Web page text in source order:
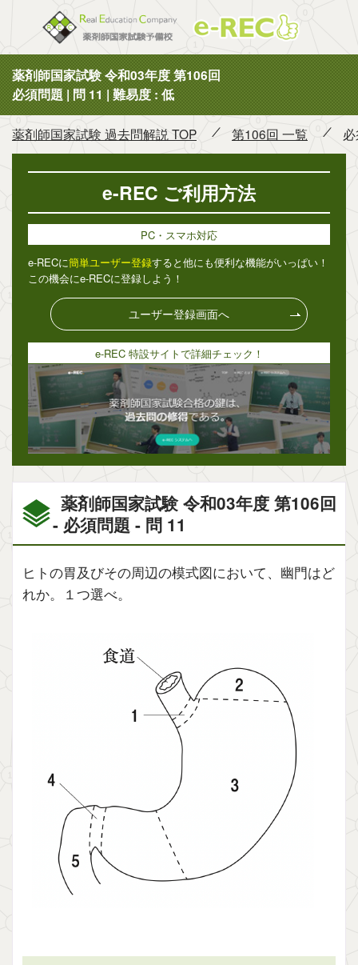
薬剤師国家試験 令和03年度 第106回
必須問題 | 問 11 | 難易度 : 低
薬剤師国家試験 過去問解説 TOP 第106回 一覧
薬剤師国家試験 令和03年度 第106回
- 必須問題 - 問 11
ヒトの胃及びその周辺の模式図において、幽門はど
れか。１つ選べ。
e-REC ご利用方法
PC・スマホ対応
e-RECに簡単ユーザー登録すると他にも便利な機能がいっぱい！
この機会にe-RECに登録しよう！
ユーザー登録画面へ
e-REC 特設サイトで詳細チェック！